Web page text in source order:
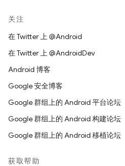
关注
在 Twitter 上 @Android
在 Twitter 上 @AndroidDev
Android 博客
Google 安全博客
Google 群组上的 Android 平台论坛
Google 群组上的 Android 构建论坛
Google 群组上的 Android 移植论坛
获取帮助